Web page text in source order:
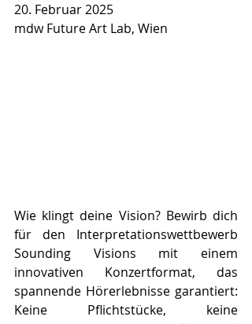
20. Februar 2025
mdw Future Art Lab, Wien
Wie klingt deine Vision? Bewirb dich
für den Interpretationswettbewerb
Sounding Visions mit einem
innovativen Konzertformat, das
spannende Hörerlebnisse garantiert:
Keine Pflichtstücke, keine